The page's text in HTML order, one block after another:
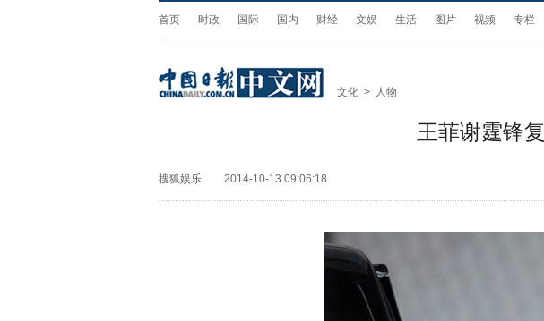
首页 时政 国际 国内 财经 文娱 生活 图片 视频 专栏
文化 > 人物
王菲谢霆锋
搜狐娱乐 2014-10-13 09:06:18